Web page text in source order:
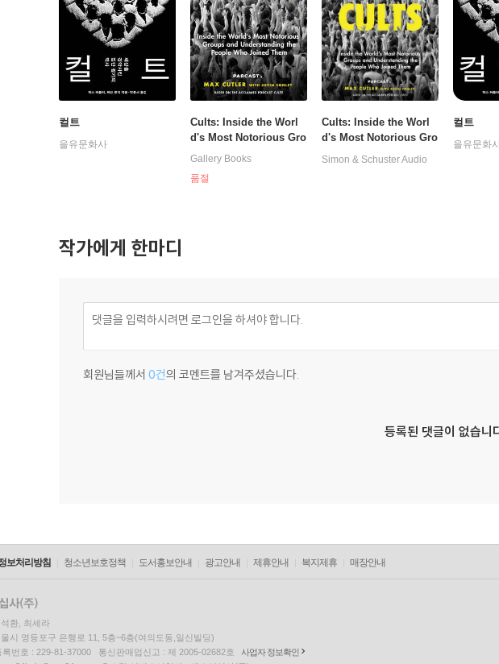
컬트
을유문화사
Cults: Inside the Worl
d's Most Notorious Gro
ups and Understanding
Them
Gallery Books
품절
Cults: Inside the Worl
d's Most Notorious Gro
ups and Understanding
Simon & Schuster Audio
컬트
을유문화
작가에게 한마디
회원님들께서 0건의 코멘트를 남겨주셨습니다.
등록된 댓글이 없습니
보처리방침 청소년보호정책 도서홍보안내 광고안내 제휴안내 복지제휴 매장안내
환, 최세라
시 영등포구 은행로 11, 5층~6층(여의도동,일신빌딩)
록번호 : 229-81-37000 통신판매업신고 : 제 2005-02682호
사업자 정보확인